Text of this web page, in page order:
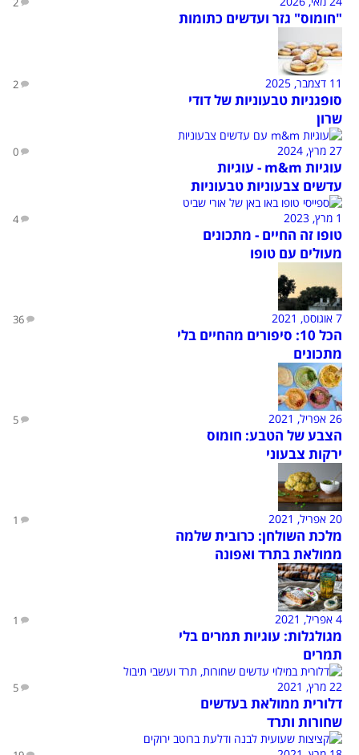
"חומוס" גזר ועדשים כתומות
11 דצמבר, 2025 2
סופגניות טבעוניות של דודי
שרון
27 מרץ, 2024 0
עוגיות m&m - עוגיות
עדשים צבעוניות טבעוניות
1 מרץ, 2023 4
טופו זה החיים - מתכונים
מעולים עם טופו
7 אוגוסט, 2021 36
הכל 10: סיפורים מהחיים בלי
מתכונים
26 אפריל, 2021 5
הצבע של הטבע: חומוס
ירקות צבעוני
20 אפריל, 2021 1
מלכת השולחן: כרובית שלמה
ממולאת בתרד ואפונה
4 אפריל, 2021 1
מגולגלות: עוגיות תמרים בלי
תמרים
22 מרץ, 2021 5
דלורית ממולאת בעדשים
שחורות ותרד